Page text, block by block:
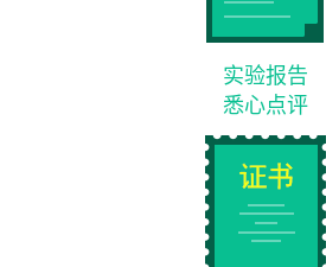
实验报告
悉心点评